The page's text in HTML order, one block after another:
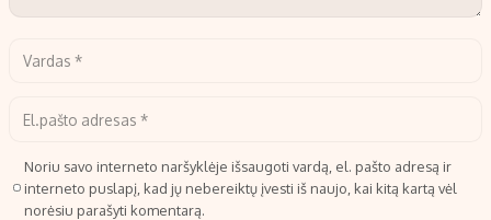
Noriu savo interneto naršyklėje išsaugoti vardą, el. pašto adresą ir
interneto puslapį, kad jų nebereiktų įvesti iš naujo, kai kitą kartą vėl
norėsiu parašyti komentarą.